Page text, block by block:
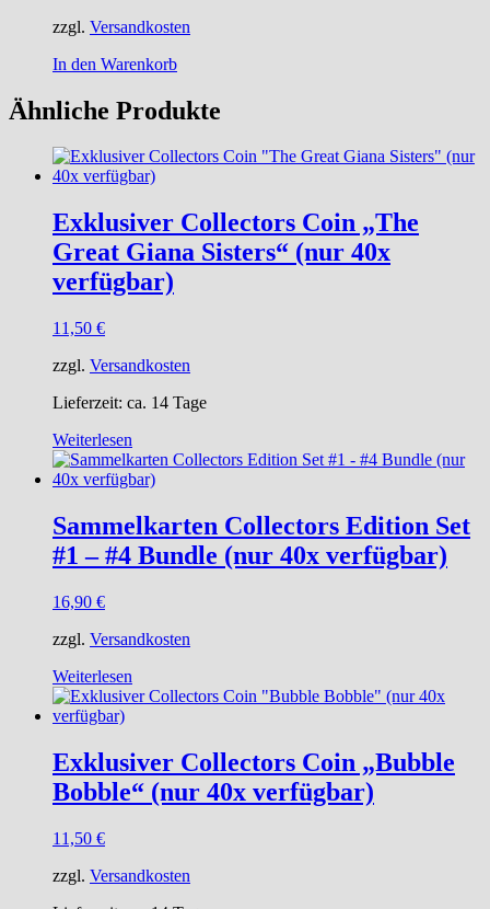
zzgl. Versandkosten
In den Warenkorb
Ähnliche Produkte
Exklusiver Collectors Coin „The
Great Giana Sisters“ (nur 40x
verfügbar)
11,50 €
zzgl. Versandkosten
Lieferzeit: ca. 14 Tage
Weiterlesen
Sammelkarten Collectors Edition Set
#1 – #4 Bundle (nur 40x verfügbar)
16,90 €
zzgl. Versandkosten
Weiterlesen
Exklusiver Collectors Coin „Bubble
Bobble“ (nur 40x verfügbar)
11,50 €
zzgl. Versandkosten